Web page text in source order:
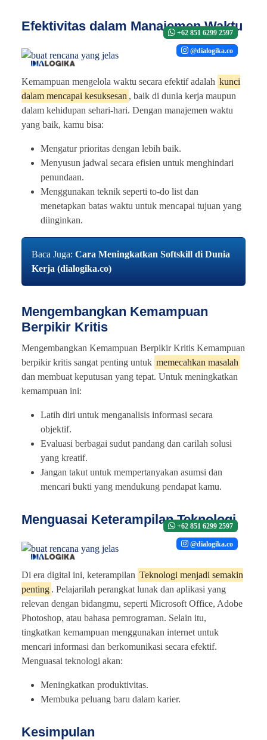
Efektivitas dalam Manajemen Waktu
+62 851 6299 2597
@dialogika.co
Kemampuan mengelola waktu secara efektif adalah kunci
dalam mencapai kesuksesan , baik di dunia kerja maupun
dalam kehidupan sehari-hari. Dengan manajemen waktu
yang baik, kamu bisa:
Mengatur prioritas dengan lebih baik.
Menyusun jadwal secara efisien untuk menghindari
penundaan.
Menggunakan teknik seperti to-do list dan
menetapkan batas waktu untuk mencapai tujuan yang
diinginkan.
Baca Juga: Cara Meningkatkan Softskill di Dunia
Kerja (dialogika.co)
Mengembangkan Kemampuan
Berpikir Kritis
Mengembangkan Kemampuan Berpikir Kritis Kemampuan
berpikir kritis sangat penting untuk memecahkan masalah
dan membuat keputusan yang tepat. Untuk meningkatkan
kemampuan ini:
Latih diri untuk menganalisis informasi secara
objektif.
Evaluasi berbagai sudut pandang dan carilah solusi
yang kreatif.
Jangan takut untuk mempertanyakan asumsi dan
mencari bukti yang mendukung pendapat kamu.
Menguasai Keterampilan Teknologi
+62 851 6299 2597
@dialogika.co
Di era digital ini, keterampilan Teknologi menjadi semakin
penting . Pelajarilah perangkat lunak dan aplikasi yang
relevan dengan bidangmu, seperti Microsoft Office, Adobe
Photoshop, atau bahasa pemrograman. Selain itu,
tingkatkan kemampuan menggunakan internet untuk
mencari informasi dan berkomunikasi secara efektif.
Menguasai teknologi akan:
Meningkatkan produktivitas.
Membuka peluang baru dalam karier.
Kesimpulan